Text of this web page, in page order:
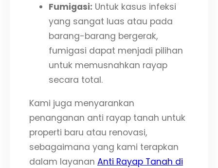
Fumigasi: Untuk kasus infeksi
yang sangat luas atau pada
barang-barang bergerak,
fumigasi dapat menjadi pilihan
untuk memusnahkan rayap
secara total.
Kami juga menyarankan
penanganan anti rayap tanah untuk
properti baru atau renovasi,
sebagaimana yang kami terapkan
dalam layanan Anti Rayap Tanah di